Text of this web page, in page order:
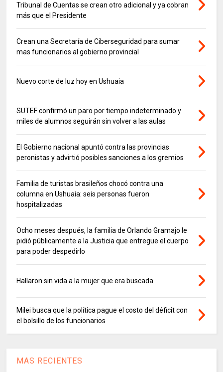
Tribunal de Cuentas se crean otro adicional y ya cobran
más que el Presidente
Crean una Secretaría de Ciberseguridad para sumar
mas funcionarios al gobierno provincial
Nuevo corte de luz hoy en Ushuaia
SUTEF confirmó un paro por tiempo indeterminado y
miles de alumnos seguirán sin volver a las aulas
El Gobierno nacional apuntó contra las provincias
peronistas y advirtió posibles sanciones a los gremios
Familia de turistas brasileños chocó contra una
columna en Ushuaia: seis personas fueron
hospitalizadas
Ocho meses después, la familia de Orlando Gramajo le
pidió públicamente a la Justicia que entregue el cuerpo
para poder despedirlo
Hallaron sin vida a la mujer que era buscada
Milei busca que la política pague el costo del déficit con
el bolsillo de los funcionarios
MAS RECIENTES